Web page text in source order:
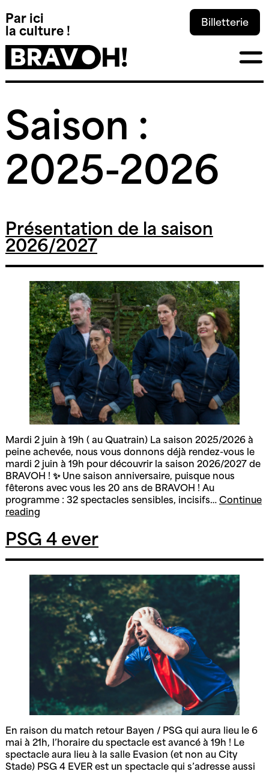
Par ici
la culture !
Billetterie
Skip
to
content
Saison :
2025-2026
Présentation de la saison
2026/2027
Mardi 2 juin à 19h ( au Quatrain) La saison 2025/2026 à
peine achevée, nous vous donnons déjà rendez-vous le
mardi 2 juin à 19h pour découvrir la saison 2026/2027 de
BRAVOH ! ✨ Une saison anniversaire, puisque nous
fêterons avec vous les 20 ans de BRAVOH ! Au
programme : 32 spectacles sensibles, incisifs… Continue
readingPrésentation
la
saison
2026/2027
PSG 4 ever
En raison du match retour Bayen / PSG qui aura lieu le 6
mai à 21h, l’horaire du spectacle est avancé à 19h ! Le
spectacle aura lieu à la salle Evasion (et non au City
Stade) PSG 4 EVER est un spectacle qui s’adresse aussi